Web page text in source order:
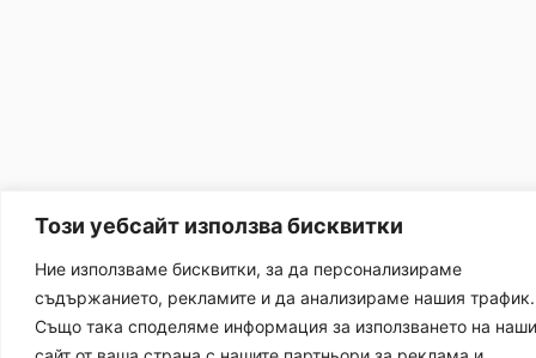
Този уебсайт използва бисквитки
Ние използваме бисквитки, за да персонализираме
съдържанието, рекламите и да анализираме нашия трафик.
Също така споделяме информация за използването на